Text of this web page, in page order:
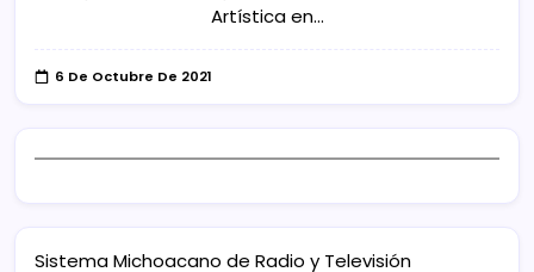
Artística en…
6 De Octubre De 2021
Sistema Michoacano de Radio y Televisión